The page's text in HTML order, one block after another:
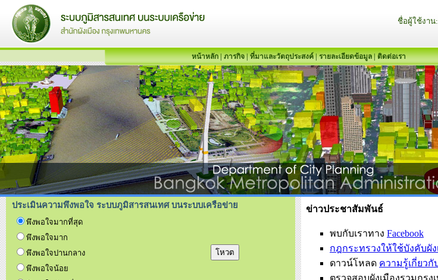
ชื่อผู้ใช้งาน:
หน้าหลัก|ภารกิจ|ที่มาและวัตถุประสงค์|รายละเอียดข้อมูล|ติดต่อเรา